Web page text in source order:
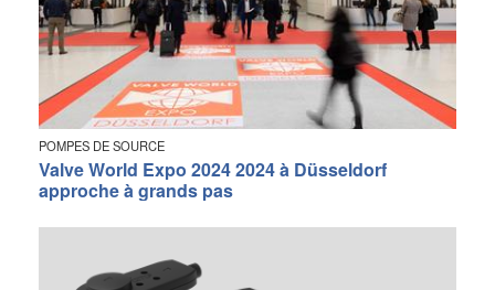
POMPES DE SOURCE
Valve World Expo 2024 2024 à Düsseldorf
approche à grands pas